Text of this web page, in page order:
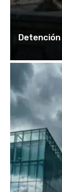
Detención